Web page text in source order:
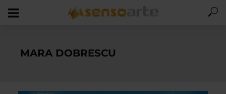
MARA DOBRESCU